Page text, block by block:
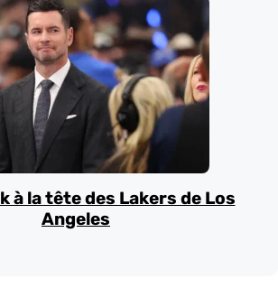
à la tête des Lakers de Los
Angeles